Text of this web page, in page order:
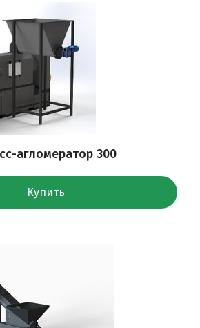
агломератор 300
Купить